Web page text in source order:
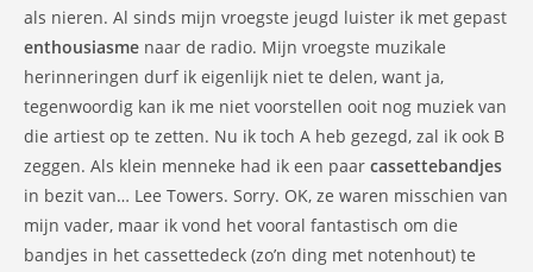
als nieren. Al sinds mijn vroegste jeugd luister ik met gepast
enthousiasme naar de radio. Mijn vroegste muzikale
herinneringen durf ik eigenlijk niet te delen, want ja,
tegenwoordig kan ik me niet voorstellen ooit nog muziek van
die artiest op te zetten. Nu ik toch A heb gezegd, zal ik ook B
zeggen. Als klein menneke had ik een paar cassettebandjes
in bezit van… Lee Towers. Sorry. OK, ze waren misschien van
mijn vader, maar ik vond het vooral fantastisch om die
bandjes in het cassettedeck (zo’n ding met notenhout) te